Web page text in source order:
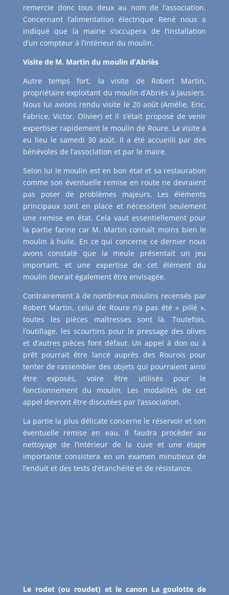
remercie donc tous deux au nom de l’association.
Concernant l’alimentation électrique René nous a
indiqué que la mairie s’occupera de l’installation
d’un compteur à l’intérieur du moulin.
Visite de M. Martin du moulin d’Abriès
Autre temps fort, la visite de Robert Martin,
propriétaire exploitant du moulin d’Abriès à Jausiers.
Nous lui avions rendu visite le 20 août (Amélie, Eric,
Fabrice, Victor, Olivier) et il s’était proposé de venir
expertiser rapidement le moulin de Roure. La visite a
eu lieu le samedi 30 août. Il a été accueilli par des
bénévoles de l’association et par le maire.
Selon lui le moulin est en bon état et sa restauration
comme son éventuelle remise en route ne devraient
pas poser de problèmes majeurs. Les éléments
principaux sont en place et nécessitent seulement
une remise en état. Cela vaut essentiellement pour
la partie farine car M. Martin connaît moins bien le
moulin à huile. En ce qui concerne ce dernier nous
avons constaté que la meule présentait un jeu
important, et une expertise de cet élément du
moulin devrait également être envisagée.
Contrairement à de nombreux moulins recensés par
Robert Martin, celui de Roure n’a pas été « pillé »,
toutes les pièces maîtresses sont là. Toutefois,
l’outillage, les scourtins pour le pressage des olives
et d’autres pièces font défaut. Un appel à don ou à
prêt pourrait être lancé auprès des Rourois pour
tenter de rassembler des objets qui pourraient ainsi
être exposés, voire être utilisés pour le
fonctionnement du moulin. Les modalités de cet
appel devront être discutées par l’association.
La partie la plus délicate concerne le réservoir et son
éventuelle remise en eau. Il faudra procéder au
nettoyage de l’intérieur de la cuve et une étape
importante consistera en un examen minutieux de
l’enduit et des tests d’étanchéité et de résistance.
Le rodet (ou roudet) et le canon La goulotte de